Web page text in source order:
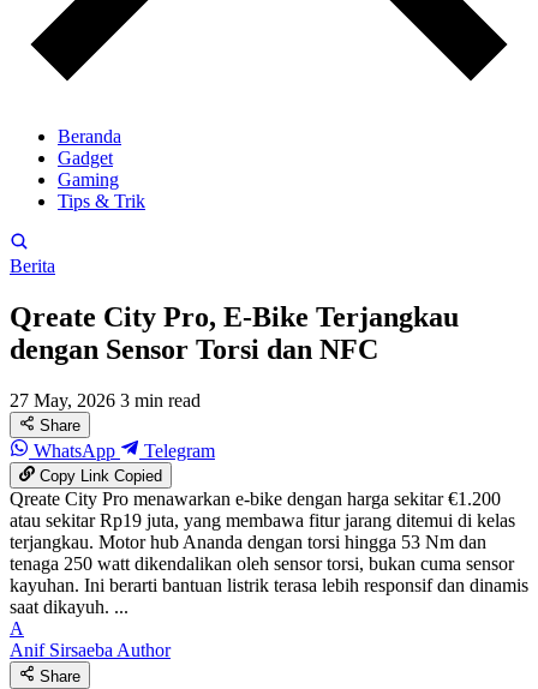
Beranda
Gadget
Gaming
Tips & Trik
Berita
Qreate City Pro, E-Bike Terjangkau
dengan Sensor Torsi dan NFC
27 May, 2026 3 min read
Share
WhatsApp Telegram
Copy LinkCopied
Qreate City Pro menawarkan e-bike dengan harga sekitar €1.200
atau sekitar Rp19 juta, yang membawa fitur jarang ditemui di kelas
terjangkau. Motor hub Ananda dengan torsi hingga 53 Nm dan
tenaga 250 watt dikendalikan oleh sensor torsi, bukan cuma sensor
kayuhan. Ini berarti bantuan listrik terasa lebih responsif dan dinamis
saat dikayuh. ...
A
Anif SirsaebaAuthor
Share